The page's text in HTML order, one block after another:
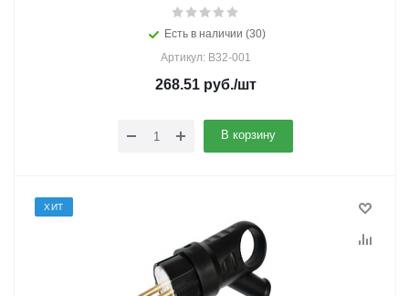
Есть в наличии (30)
Артикул: В32-001
268.51руб./шт
В корзину
ХИТ